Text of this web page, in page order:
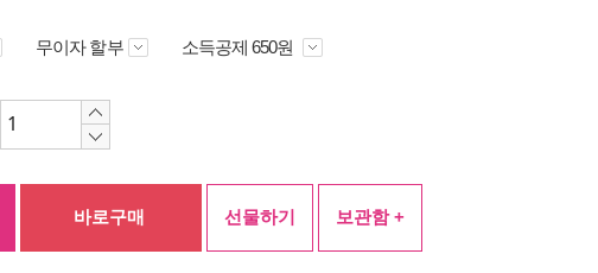
무이자 할부 소득공제 650원
바로구매 선물하기 보관함 +